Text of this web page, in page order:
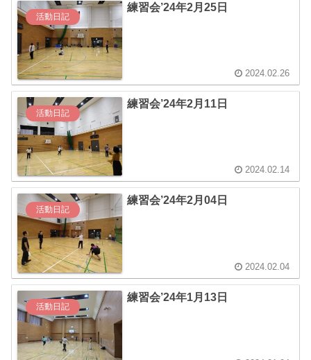
活動日記
練習会’24年2月25日
2024.02.26
活動日記
練習会’24年2月11日
2024.02.14
活動日記
練習会’24年2月04日
2024.02.04
活動日記
練習会’24年1月13日